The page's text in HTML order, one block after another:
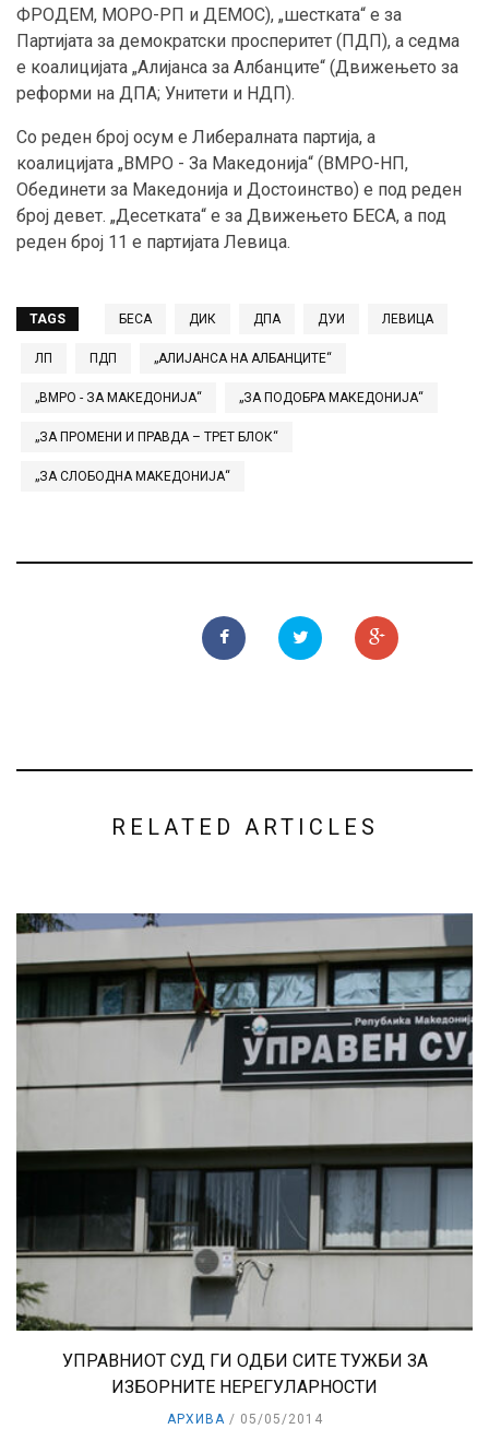
ФРОДЕМ, МОРО-РП и ДЕМОС), „шестката“ е за
Партијата за демократски просперитет (ПДП), а седма
е коалицијата „Алијанса за Албанците“ (Движењето за
реформи на ДПА; Унитети и НДП).
Со реден број осум е Либералната партија, а
коалицијата „ВМРО - За Македонија“ (ВМРО-НП,
Обединети за Македонија и Достоинство) е под реден
број девет. „Десетката“ е за Движењето БЕСА, а под
реден број 11 е партијата Левица.
TAGS БЕСА ДИК ДПА ДУИ ЛЕВИЦА
ЛП ПДП „АЛИЈАНСА НА АЛБАНЦИТЕ“
„ВМРО - ЗА МАКЕДОНИЈА“ „ЗА ПОДОБРА МАКЕДОНИЈА“
„ЗА ПРОМЕНИ И ПРАВДА – ТРЕТ БЛОК“
„ЗА СЛОБОДНА МАКЕДОНИЈА“
RELATED ARTICLES
УПРАВНИОТ СУД ГИ ОДБИ СИТЕ ТУЖБИ ЗА
ИЗБОРНИТЕ НЕРЕГУЛАРНОСТИ
АРХИВА 05/05/2014